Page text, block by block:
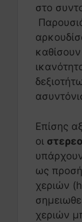
στο
Επίσης
οι
ως
χεριών
χεριών